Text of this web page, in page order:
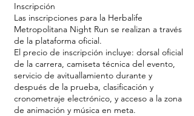
Inscripción
Las inscripciones para la Herbalife
Metropolitana Night Run se realizan a través
de la plataforma oficial.
El precio de inscripción incluye: dorsal oficial
de la carrera, camiseta técnica del evento,
servicio de avituallamiento durante y
después de la prueba, clasificación y
cronometraje electrónico, y acceso a la zona
de animación y música en meta.